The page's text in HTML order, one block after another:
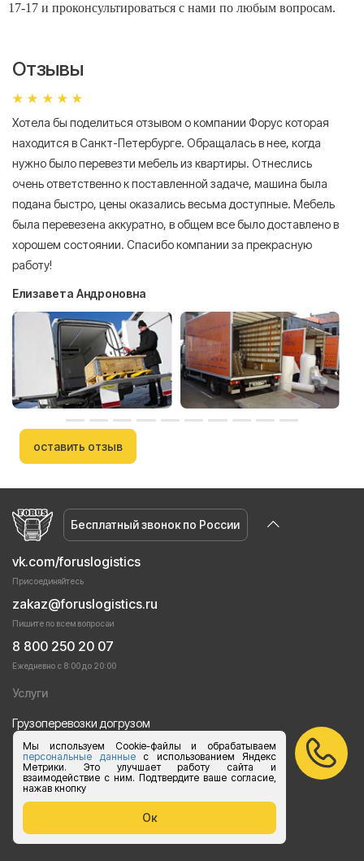
Мы используем Cookie-файлы и обрабатываем
персональные данныес использованием Яндекс
Метрики. Это улучшает работу сайта и
взаимодействие с ним. Подтвердите ваше согласие,
нажав кнопку
Ок
17-17 и проконсультироваться с нами по любым вопросам.
Отзывы
Хотела бы поделиться отзывом о компании Форус которая
находится в Санкт-Петербурге. Обращалась в нее, когда
нужно было перевезти мебель из квартиры. Отнеслись
очень ответственно к поставленной задаче, машина была
подана быстро, цены оказались весьма доступные. Мебель
была перевезена аккуратно, в общем все было доставлено в
хорошем состоянии. Спасибо компании за прекрасную
работу!
Елизавета Андроновна
оставить отзыв
Бесплатный звонок по России
vk.com/foruslogistics
Присоединяйтесь
zakaz@foruslogistics.ru
Пишите по всем вопросаи
8 800 250 20 07
Ежедневно с 8:00 до 20:00
Услуги
Грузоперевозки догрузом
Перевозки груза автотранспортом
Перевозки строительных материалов
Перевозка оборудования
Перевозка продуктов питания